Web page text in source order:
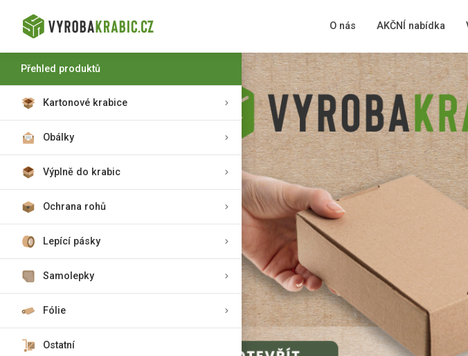
O nás AKČNÍ nabídka
Přehled produktů
Kartonové krabice
Obálky
Výplně do krabic
Ochrana rohů
Lepící pásky
Samolepky
Fólie
Ostatní